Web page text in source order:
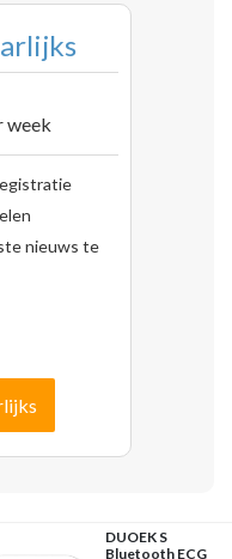
week
nieuws te
DUOEK S
Bluetooth ECG